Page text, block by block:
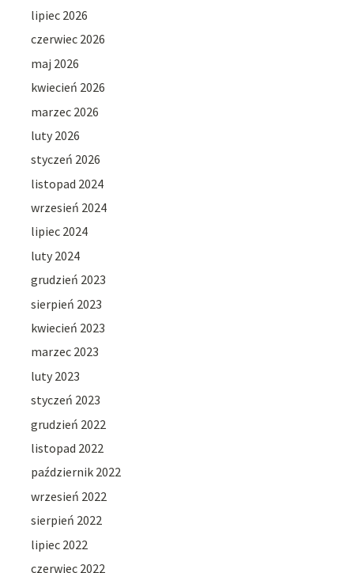
lipiec 2026
czerwiec 2026
maj 2026
kwiecień 2026
marzec 2026
luty 2026
styczeń 2026
listopad 2024
wrzesień 2024
lipiec 2024
luty 2024
grudzień 2023
sierpień 2023
kwiecień 2023
marzec 2023
luty 2023
styczeń 2023
grudzień 2022
listopad 2022
październik 2022
wrzesień 2022
sierpień 2022
lipiec 2022
czerwiec 2022